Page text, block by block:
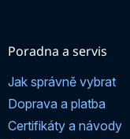
Poradna a servis
Jak správně vybrat
Doprava a platba
Certifikáty a návody